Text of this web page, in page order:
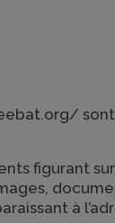
figurant
à